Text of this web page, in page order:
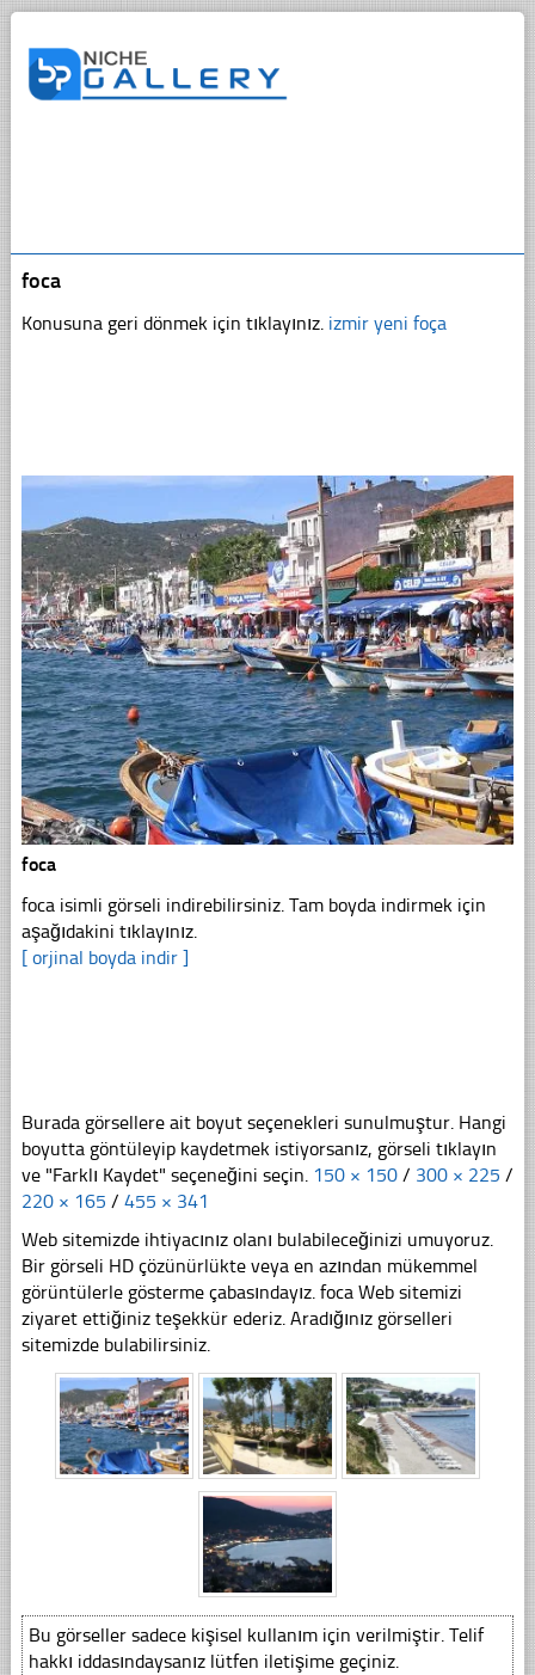
foca
Konusuna geri dönmek için tıklayınız. izmir yeni foça
foca
foca isimli görseli indirebilirsiniz. Tam boyda indirmek için
aşağıdakini tıklayınız.
[ orjinal boyda indir ]
Burada görsellere ait boyut seçenekleri sunulmuştur. Hangi
boyutta göntüleyip kaydetmek istiyorsanız, görseli tıklayın
ve "Farklı Kaydet" seçeneğini seçin. 150 × 150 / 300 × 225 /
220 × 165 / 455 × 341
Web sitemizde ihtiyacınız olanı bulabileceğinizi umuyoruz.
Bir görseli HD çözünürlükte veya en azından mükemmel
görüntülerle gösterme çabasındayız. foca Web sitemizi
ziyaret ettiğiniz teşekkür ederiz. Aradığınız görselleri
sitemizde bulabilirsiniz.
Bu görseller sadece kişisel kullanım için verilmiştir. Telif
hakkı iddasındaysanız lütfen iletişime geçiniz.